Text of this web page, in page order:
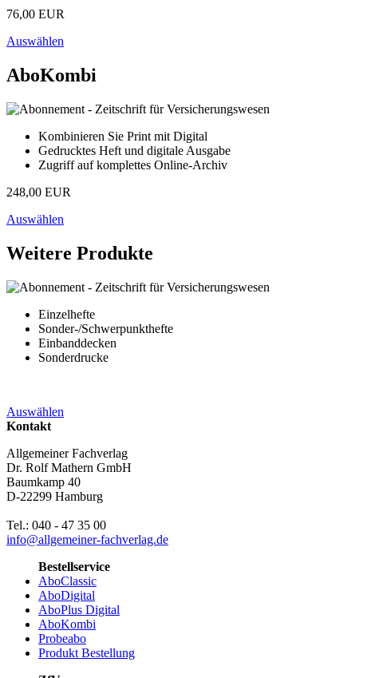
76,00 EUR
Auswählen
AboKombi
Kombinieren Sie Print mit Digital
Gedrucktes Heft und digitale Ausgabe
Zugriff auf komplettes Online-Archiv
248,00 EUR
Auswählen
Weitere Produkte
Einzelhefte
Sonder-/Schwerpunkthefte
Einbanddecken
Sonderdrucke
Auswählen
Kontakt
Allgemeiner Fachverlag
Dr. Rolf Mathern GmbH
Baumkamp 40
D-22299 Hamburg
Tel.: 040 - 47 35 00
info@allgemeiner-fachverlag.de
Bestellservice
AboClassic
AboDigital
AboPlus Digital
AboKombi
Probeabo
Produkt Bestellung